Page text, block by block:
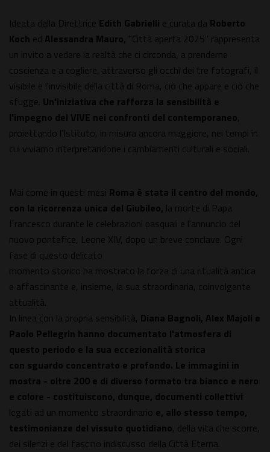
Ideata dalla Direttrice Edith Gabrielli e curata da Roberto
Koch ed Alessandra Mauro, "Città aperta 2025" rappresenta
un invito a vedere la realtà che ci circonda, a prenderne
coscienza e a cogliere, attraverso gli occhi dei tre fotografi, il
visibile e l'invisibile della città di Roma, ciò che appare e ciò che
sfugge. Un'iniziativa che rafforza la sensibilità e
l'impegno del VIVE nei confronti del contemporaneo,
proiettando l'Istituto, in misura ancora maggiore, nei tempi in
cui viviamo interpretandone i cambiamenti culturali e sociali.
Mai come in questi mesi Roma è stata il centro del mondo,
con la ricorrenza unica del Giubileo, la morte di Papa
Francesco durante le celebrazioni pasquali e l'annuncio del
nuovo pontefice, Leone XIV, dopo un breve conclave. Ogni
fase di questo delicato
momento storico ha mostrato la forza di una ritualità antica
e affascinante e, insieme, la sua straordinaria, coinvolgente
attualità.
In linea con la propria sensibilità, Diana Bagnoli, Alex Majoli e
Paolo Pellegrin hanno documentato l'atmosfera di
questo periodo e la sua eccezionalità storica
con sguardo concentrato e profondo. Le immagini in
mostra - oltre 200 e di diverso formato tra bianco e nero
e colore - costituiscono, dunque, documenti collettivi
legati ad un momento straordinario e, allo stesso tempo,
testimonianze del vissuto quotidiano, della vita che scorre,
dei silenzi e del fascino indiscusso della Città Eterna.